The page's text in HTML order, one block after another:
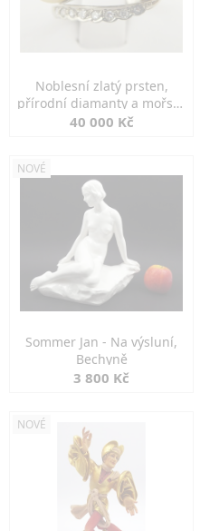
Noblesní zlatý prsten,
přírodní diamanty a mořské
perly
40 000 Kč
NOVÉ
Sommer Jan - Na výsluní,
Bechyně
3 800 Kč
NOVÉ